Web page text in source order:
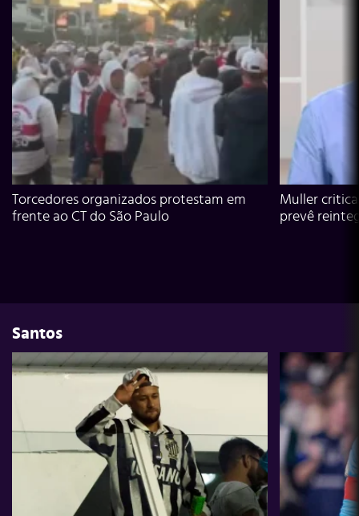
Torcedores organizados protestam em
frente ao CT do São Paulo
Muller
prevê
Santos